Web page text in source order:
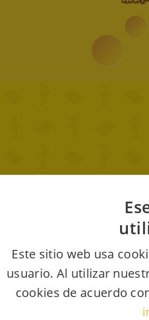
Este sitio web usa
usuario. Al utilizar
cookies de acuerdo